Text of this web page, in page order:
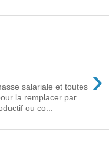
›
salariale et toutes
la remplacer par
ou co...